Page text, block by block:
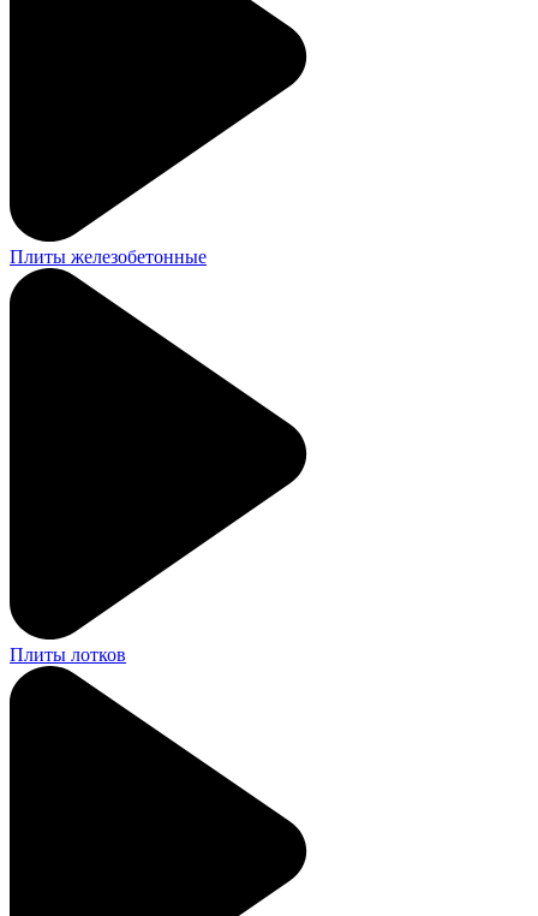
Плиты железобетонные
Плиты лотков